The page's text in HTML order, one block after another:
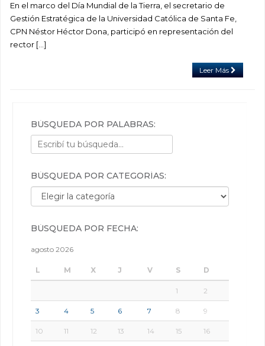
En el marco del Día Mundial de la Tierra, el secretario de
Gestión Estratégica de la Universidad Católica de Santa Fe,
CPN Néstor Héctor Dona, participó en representación del
rector […]
Leer Más
BÚSQUEDA POR PALABRAS:
BÚSQUEDA POR CATEGORÍAS:
Búsqueda por categorías:
BÚSQUEDA POR FECHA:
agosto 2026
L M X J V S D
1 2
3 4 5 6 7 8 9
10 11 12 13 14 15 16